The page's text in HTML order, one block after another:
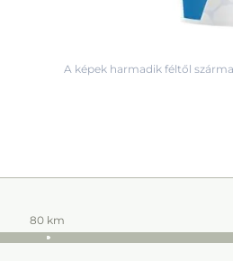
A képek harmadik féltől
80 km